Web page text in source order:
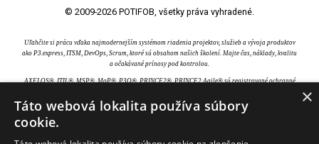
© 2009-2026 POTIFOB, všetky práva vyhradené.
Uľahčite si prácu vďaka najmodernejším systémom riadenia projektov, služieb a vývoja produktov
ako P3.express, ITSM, DevOps, Scrum, ktoré sú obsahom našich školení. Majte čas, náklady, kvalitu
a očakávané prínosy pod kontrolou.
AXELOS®, ITIL®, MSP®, MoP®, P3O®, PRINCE2®, PRINCE2 Agile® sú registrované ochranné
PMBOK®, PMI®, PMI-ACP® a PMP® sú registrované ochranné známky Project Management
Institute, Inc. EXIN® je registrovaná ochranná známka EXIN Holding B.V.. IPMA® je registrovaná
ochranná známka International Project Management Association. TOGAF® je registrovaná
×
Táto webová lokalita používa súbory
cookie.